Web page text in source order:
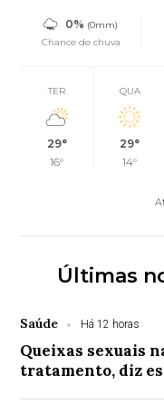
0% (0mm)
Chance de chuva
TER
29°
16°
QUA
29°
14°
Últimas
Saúde Há 12 horas
Queixas sexuais
tratamento, diz